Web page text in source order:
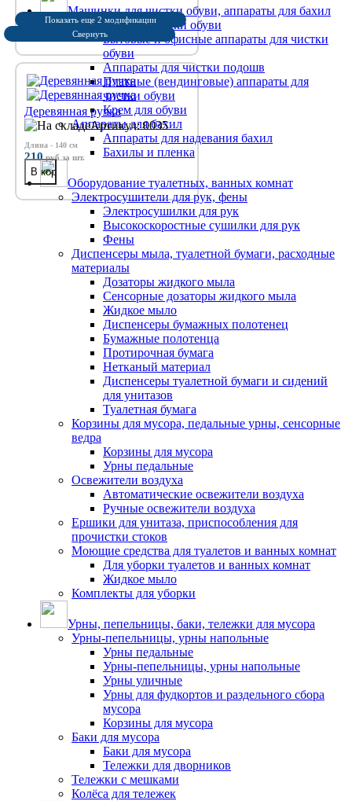
Машинки для чистки обуви, аппараты для бахил
Машинки для чистки обуви
Бытовые и офисные аппараты для чистки
обуви
Аппараты для чистки подошв
Платные (вендинговые) аппараты для
чистки обуви
Крем для обуви
Аппараты для бахил
Аппараты для надевания бахил
Бахилы и пленка
Оборудование туалетных, ванных комнат
Электросушители для рук, фены
Электросушилки для рук
Высокоскоростные сушилки для рук
Фены
Диспенсеры мыла, туалетной бумаги, расходные
материалы
Дозаторы жидкого мыла
Сенсорные дозаторы жидкого мыла
Жидкое мыло
Диспенсеры бумажных полотенец
Бумажные полотенца
Протирочная бумага
Нетканый материал
Диспенсеры туалетной бумаги и сидений
для унитазов
Туалетная бумага
Корзины для мусора, педальные урны, сенсорные
ведра
Корзины для мусора
Урны педальные
Освежители воздуха
Автоматические освежители воздуха
Ручные освежители воздуха
Ершики для унитаза, приспособления для
прочистки стоков
Моющие средства для туалетов и ванных комнат
Для уборки туалетов и ванных комнат
Жидкое мыло
Комплекты для уборки
Урны, пепельницы, баки, тележки для мусора
Урны-пепельницы, урны напольные
Урны педальные
Урны-пепельницы, урны напольные
Урны уличные
Урны для фудкортов и раздельного сбора
мусора
Корзины для мусора
Баки для мусора
Баки для мусора
Тележки для дворников
Тележки с мешками
Колёса для тележек
Показать еще 2 модификации
Свернуть
Деревянная ручка
Артикул: 0035
Длина - 140 см
210руб за шт.